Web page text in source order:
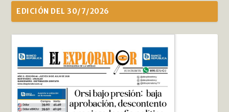
EDICIÓN DEL 30/7/2026